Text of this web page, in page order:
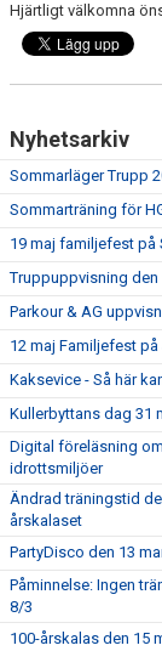
Hjärtligt välkomna
Nyhetsarkiv
Sommarläger Trupp
Sommarträning för
19 maj familjefest
Truppuppvisning den
Parkour & AG
12 maj Familjefest
Kaksevice - Så här
Kullerbyttans dag 31
Digital föreläsning
idrottsmiljöer
Ändrad träningstid
årskalaset
PartyDisco den 13
Påminnelse: Ingen
8/3
100-årskalas den 15